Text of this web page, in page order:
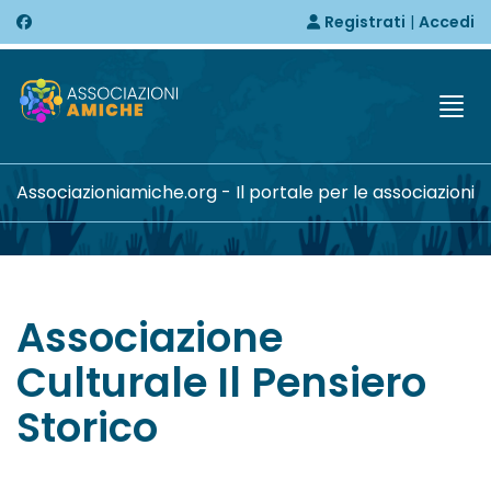
Registrati | Accedi
Associazioniamiche.org - Il portale per le associazioni
Associazione
Culturale Il Pensiero
Storico